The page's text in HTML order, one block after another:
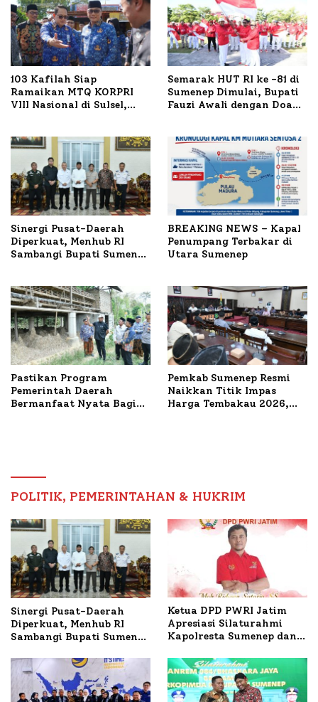
103 Kafilah Siap
Ramaikan MTQ KORPRI
VIII Nasional di Sulsel,
Semarak HUT RI ke -81 di
Sumenep Dimulai, Bupati
Fauzi Awali dengan Doa
Sinergi Pusat-Daerah
Diperkuat, Menhub RI
Sambangi Bupati Sumenep
BREAKING NEWS – Kapal
Penumpang Terbakar di
Utara Sumenep
Pastikan Program
Pemerintah Daerah
Bermanfaat Nyata Bagi
Pemkab Sumenep Resmi
Naikkan Titik Impas
Harga Tembakau 2026,
POLITIK, PEMERINTAHAN & HUKRIM
Sinergi Pusat-Daerah
Diperkuat, Menhub RI
Sambangi Bupati Sumenep
Mutiara Sentosa II
Ketua DPD PWRI Jatim
Apresiasi Silaturahmi
Kapolresta Sumenep dan
Ideal Polri-Pers